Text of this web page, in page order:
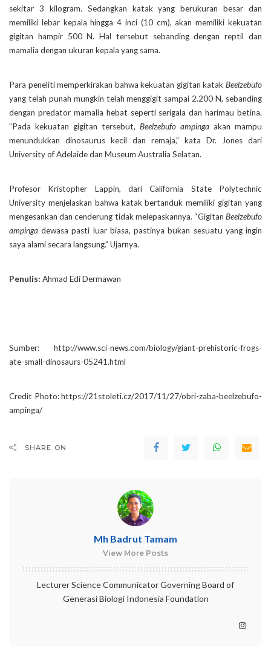
sekitar 3 kilogram. Sedangkan katak yang berukuran besar dan
memiliki lebar kepala hingga 4 inci (10 cm), akan memiliki kekuatan
gigitan hampir 500 N. Hal tersebut sebanding dengan reptil dan
mamalia dengan ukuran kepala yang sama.
Para peneliti memperkirakan bahwa kekuatan gigitan katak Beelzebufo
yang telah punah mungkin telah menggigit sampai 2.200 N, sebanding
dengan predator mamalia hebat seperti serigala dan harimau betina.
”Pada kekuatan gigitan tersebut, Beelzebufo ampinga akan mampu
menundukkan dinosaurus kecil dan remaja,” kata Dr. Jones dari
University of Adelaide dan Museum Australia Selatan.
Profesor Kristopher Lappin, dari California State Polytechnic
University menjelaskan bahwa katak bertanduk memiliki gigitan yang
mengesankan dan cenderung tidak melepaskannya. “Gigitan Beelzebufo
ampinga dewasa pasti luar biasa, pastinya bukan sesuatu yang ingin
saya alami secara langsung.” Ujarnya.
Penulis: Ahmad Edi Dermawan
Sumber: http://www.sci-news.com/biology/giant-prehistoric-frogs-
ate-small-dinosaurs-05241.html
Credit Photo: https://21stoleti.cz/2017/11/27/obri-zaba-beelzebufo-
ampinga/
SHARE ON
Mh Badrut Tamam
View More Posts
Lecturer Science Communicator Governing Board of
Generasi Biologi Indonesia Foundation